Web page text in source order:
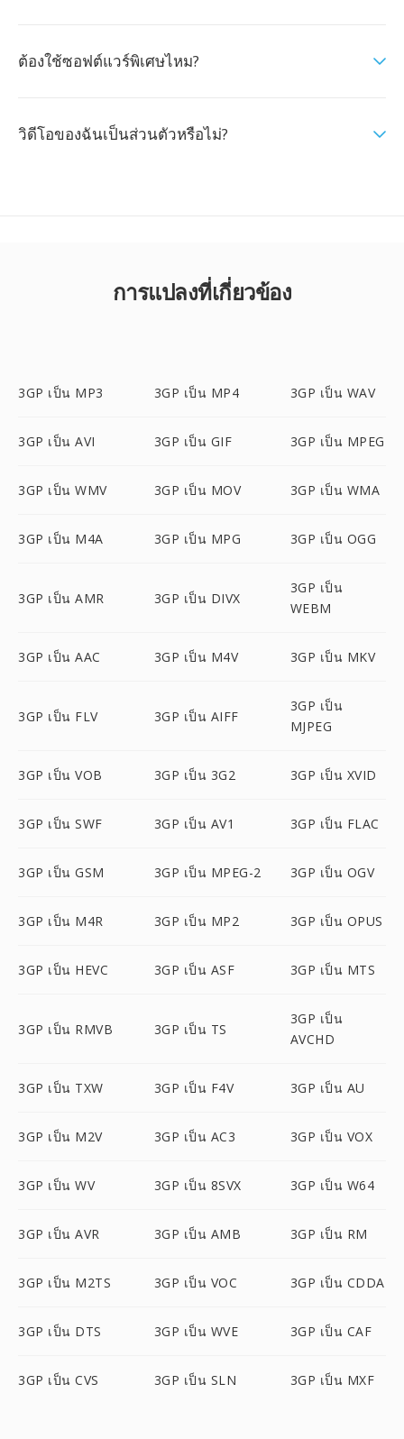
ต้องใช้ซอฟต์แวร์พิเศษไหม?
วิดีโอของฉันเป็นส่วนตัวหรือไม่?
การแปลงที่เกี่ยวข้อง
3GP เป็น MP3 3GP เป็น MP4 3GP เป็น WAV
3GP เป็น AVI 3GP เป็น GIF 3GP เป็น MPEG
3GP เป็น WMV 3GP เป็น MOV 3GP เป็น WMA
3GP เป็น M4A 3GP เป็น MPG 3GP เป็น OGG
3GP เป็น AMR 3GP เป็น DIVX
3GP เป็น
WEBM
3GP เป็น AAC 3GP เป็น M4V 3GP เป็น MKV
3GP เป็น FLV 3GP เป็น AIFF
3GP เป็น
MJPEG
3GP เป็น VOB 3GP เป็น 3G2 3GP เป็น XVID
3GP เป็น SWF 3GP เป็น AV1 3GP เป็น FLAC
3GP เป็น GSM 3GP เป็น MPEG-2 3GP เป็น OGV
3GP เป็น M4R 3GP เป็น MP2 3GP เป็น OPUS
3GP เป็น HEVC 3GP เป็น ASF 3GP เป็น MTS
3GP เป็น RMVB 3GP เป็น TS
3GP เป็น
AVCHD
3GP เป็น TXW 3GP เป็น F4V 3GP เป็น AU
3GP เป็น M2V 3GP เป็น AC3 3GP เป็น VOX
3GP เป็น WV 3GP เป็น 8SVX 3GP เป็น W64
3GP เป็น AVR 3GP เป็น AMB 3GP เป็น RM
3GP เป็น M2TS 3GP เป็น VOC 3GP เป็น CDDA
3GP เป็น DTS 3GP เป็น WVE 3GP เป็น CAF
3GP เป็น CVS 3GP เป็น SLN 3GP เป็น MXF